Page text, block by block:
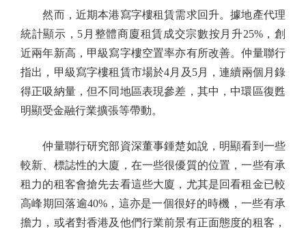
然而，近期本港寫字樓租賃需求回升。據地產代理
統計顯示，5月整體商廈租賃成交宗數按月升25%，創
近兩年新高，甲級寫字樓空置率亦有所改善。仲量聯行
指出，甲級寫字樓租賃市場於4月及5月，連續兩個月錄
得正吸納量，但不同地區表現參差，其中，中環區復甦
明顯受金融行業擴張等帶動。
仲量聯行研究部資深董事鍾楚如說，明顯看到一些
較新、標誌性的大廈，在一些很優質的位置，一些有承
租力的租客會搶先去看這些大廈，尤其是回看租金已較
高峰期回落逾40%，這亦是一個很好的時機，一些有承
擔力，或者對香港及他們行業前景有正面態度的租客，